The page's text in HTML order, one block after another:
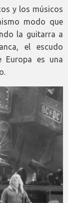
y los músicos
modo que
la guitarra a
el escudo
Europa es una